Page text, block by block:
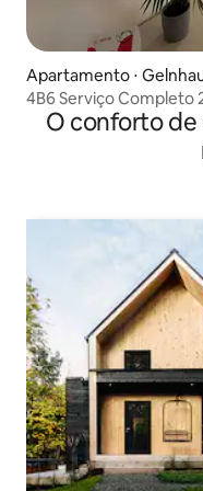
Apartamento ⋅
4B6 Serviço Completo
O conforto de